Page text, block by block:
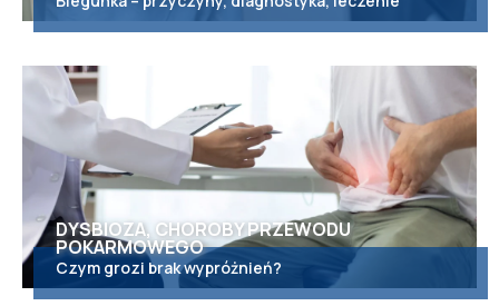
DYSBIOZA, CHOROBY PRZEWODU
POKARMOWEGO
Czym grozi brak wypróżnień?